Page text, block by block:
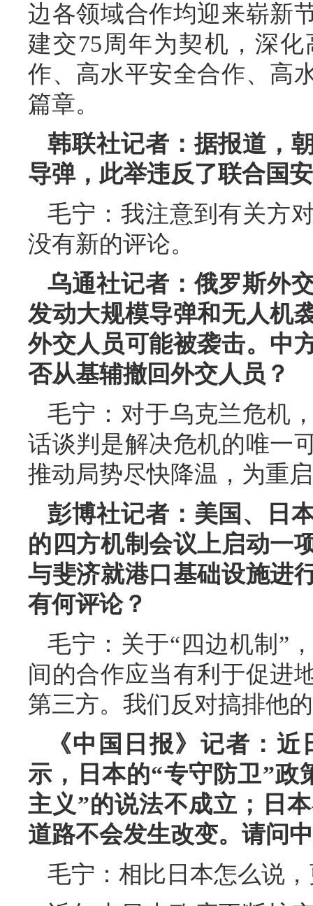
边各领域合作均迎来崭新
建交75周年为契机，深
作、高水平安全合作、高
篇章。
韩联社记者：据报道，
导弹，此举违反了联合国
毛宁：我注意到有关方
没有新的评论。
乌通社记者：俄罗斯外
发动大规模导弹和无人机
外交人员可能被袭击。中
否从基辅撤回外交人员？
毛宁：对于乌克兰危机
话谈判是解决危机的唯一
推动局势尽快降温，为重
彭博社记者：美国、日
的四方机制会议上启动一
与斐济就港口基础设施进
有何评论？
毛宁：关于“四边机制”
间的合作应当有利于促进
第三方。我们反对搞排他
《中国日报》记者：
示，日本的“专守防卫”政
主义”的说法不成立；日
道路不会发生改变。请问
毛宁：相比日本怎么说